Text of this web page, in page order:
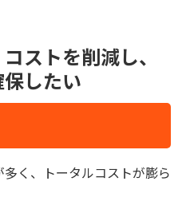
ストを削減し、
したい
く、トータルコストが膨ら